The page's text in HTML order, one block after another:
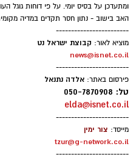
לחצו כאן
יש לכם מידע חשוב שטרם
חדשותי? מצאתם טעות
אותנו
ומתעדכן על בסיס יומי. על פי דוחות גוגל
האב בישוב - נתון חסר תקדים במדיה
------------------------
מוציא לאור: קבוצת ישראל נט
news@isnet.co.il
------------------------
פירסום באתר: אלדה נתנאל
טל: 050-7870908
elda@isnet.co.il
------------------------
מייסד: צור ימין
tzur@g-network.co.il
------------------------